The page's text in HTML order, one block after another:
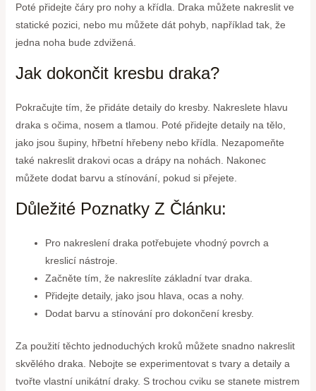
Poté přidejte čáry pro nohy a křídla. Draka můžete nakreslit ve
statické pozici, nebo mu můžete dát pohyb, například tak, že
jedna noha bude zdvižená.
Jak dokončit kresbu draka?
Pokračujte tím, že přidáte detaily do kresby. Nakreslete hlavu
draka s očima, nosem a tlamou. Poté přidejte detaily na tělo,
jako jsou šupiny, hřbetní hřebeny nebo křídla. Nezapomeňte
také nakreslit drakovi ocas a drápy na nohách. Nakonec
můžete dodat barvu a stínování, pokud si přejete.
Důležité Poznatky Z Článku:
Pro nakreslení draka potřebujete vhodný povrch a
kreslicí nástroje.
Začněte tím, že nakreslíte základní tvar draka.
Přidejte detaily, jako jsou hlava, ocas a nohy.
Dodat barvu a stínování pro dokončení kresby.
Za použití těchto jednoduchých kroků můžete snadno nakreslit
skvělého draka. Nebojte se experimentovat s tvary a detaily a
tvořte vlastní unikátní draky. S trochou cviku se stanete mistrem